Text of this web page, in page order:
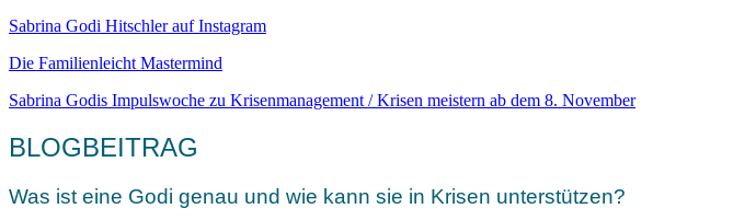
Sabrina Godi Hitschler auf Instagram
Die Familienleicht Mastermind
Sabrina Godis Impulswoche zu Krisenmanagement / Krisen meistern ab dem 8. November
BLOGBEITRAG
Was ist eine Godi genau und wie kann sie in Krisen unterstützen?